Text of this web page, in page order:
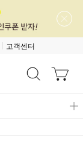
고객센터